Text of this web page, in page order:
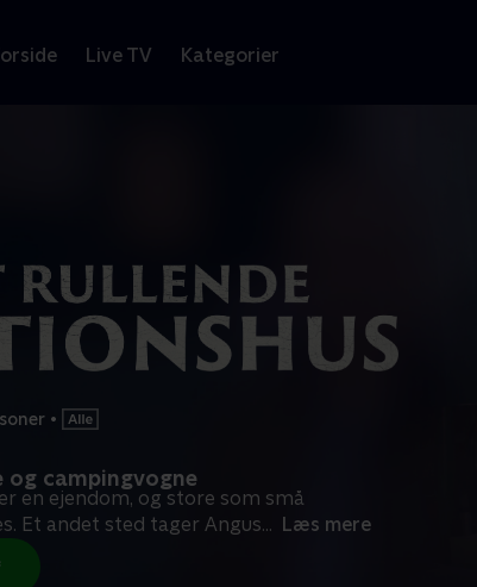
Live TV Kategorier
•
og campingvogne
en ejendom, og store som små
Et andet sted tager Angus... Læs mere